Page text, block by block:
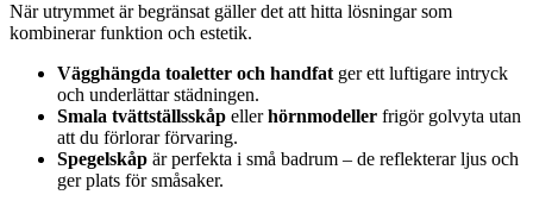
När utrymmet är begränsat gäller det att hitta lösningar som
kombinerar funktion och estetik.
Vägghängda toaletter och handfat ger ett luftigare intryck
och underlättar städningen.
Smala tvättställsskåp ellerhörnmodeller frigör golvyta utan
att du förlorar förvaring.
Spegelskåp är perfekta i små badrum – de reflekterar ljus och
ger plats för småsaker.